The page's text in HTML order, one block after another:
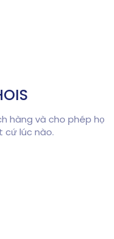
hàng và cho phép họ
cứ lúc nào.